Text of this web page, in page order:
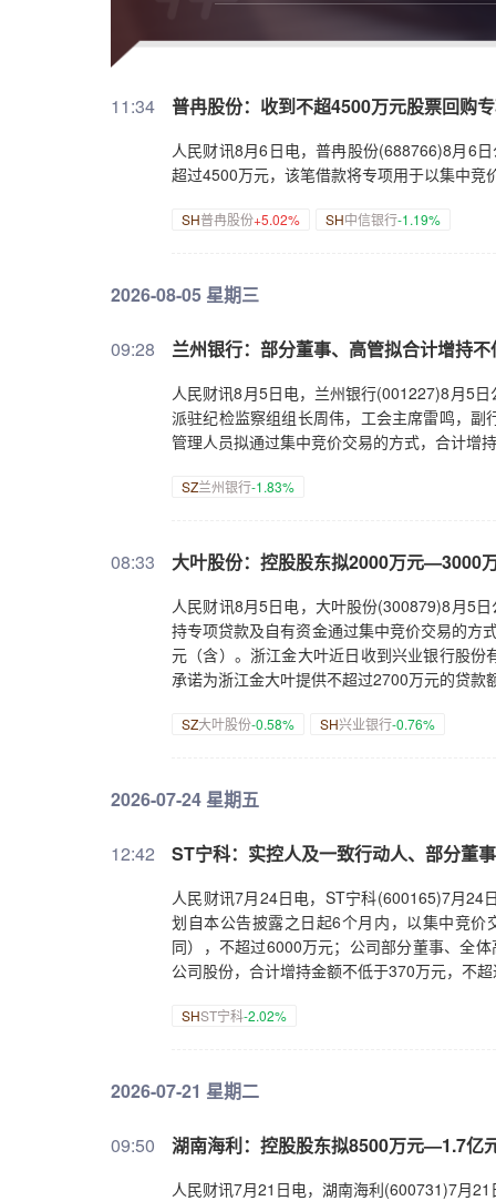
11:34 普冉股份：收到不超4500万元股票回购
人民财讯8月6日电，普冉股份(688766)8月6
超过4500万元，该笔借款将专项用于以集中竞
SH普冉股份+5.02% SH中信银行-1.19%
2026-08-05 星期三
09:28 兰州银行：部分董事、高管拟合计增持
人民财讯8月5日电，兰州银行(001227)8月5
派驻纪检监察组组长周伟，工会主席雷鸣，
管理人员拟通过集中竞价交易的方式，合计增
SZ兰州银行-1.83%
08:33 大叶股份：控股股东拟2000万元—3000
人民财讯8月5日电，大叶股份(300879)8月5
持专项贷款及自有资金通过集中竞价交易的方
元（含）。浙江金大叶近日收到兴业银行股
承诺为浙江金大叶提供不超过2700万元的贷
SZ大叶股份-0.58% SH兴业银行-0.76%
2026-07-24 星期五
12:42 ST宁科：实控人及一致行动人、部分董
人民财讯7月24日电，ST宁科(600165)7月24
划自本公告披露之日起6个月内，以集中竞
同），不超过6000万元；公司部分董事、全
公司股份，合计增持金额不低于370万元，不
SHST宁科-2.02%
2026-07-21 星期二
09:50 湖南海利：控股股东拟8500万元—1.7亿
人民财讯7月21日电，湖南海利(600731)7月